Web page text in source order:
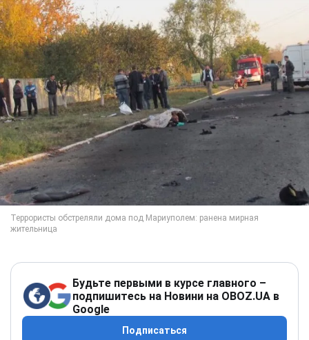
Будьте первыми в курсе главного –
подпишитесь на Новини на OBOZ.UA в
Google
Подписаться